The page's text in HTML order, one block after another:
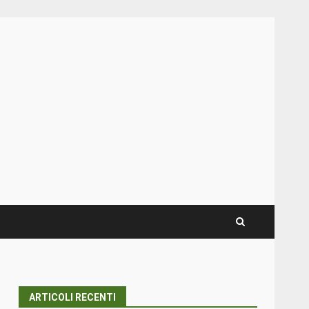
ARTICOLI RECENTI